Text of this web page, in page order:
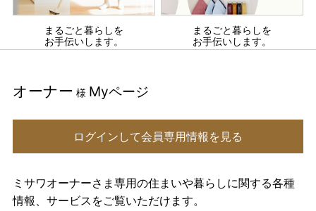
まるごと暮らしを
お手伝いします。
まるごと暮らしを
お手伝いします。
オーナー 様 Myページ
ログインして会員専用情報を見る
ミサワオーナーさま専用の住まいや暮らしに関する各種
情報、サービスをご覧いただけます。